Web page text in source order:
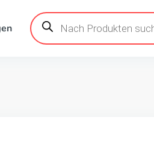
Products
search